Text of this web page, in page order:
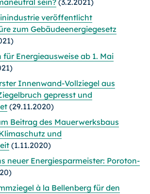
sein?(3.2.2021)
veröffentlicht
zum Gebäudeenergiegesetz
für Energieausweise ab 1. Mai
Innenwand-Vollziegel aus
gepresst und
(29.11.2020)
Beitrag des Mauerwerksbaus
und
(1.11.2020)
neuer Energiesparmeister: Poroton-
à la Bellenberg für den